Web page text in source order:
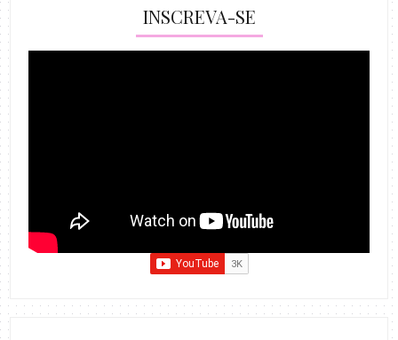
INSCREVA-SE